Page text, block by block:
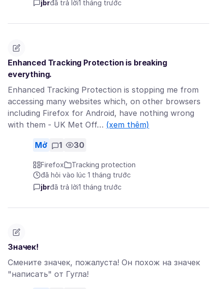
jbrđã trả lời1 tháng trước
Enhanced Tracking Protection is breaking
everything.
Enhanced Tracking Protection is stopping me from
accessing many websites which, on other browsers
including Firefox for Android, have nothing wrong
with them - UK Met Off… (xem thêm)
Mở 1 30
Firefox
Tracking protection
đã hỏi vào lúc 1 tháng trước
jbrđã trả lời1 tháng trước
Значек!
Смените значек, пожалуста! Он похож на значек
"написать" от Гугла!